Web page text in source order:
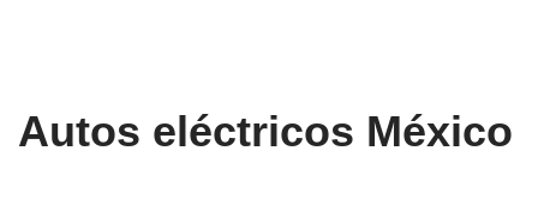
Autos eléctricos México